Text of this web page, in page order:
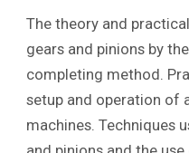
The theory and
gears and pinions by
completing method.
setup and operation of
machines. Techniques